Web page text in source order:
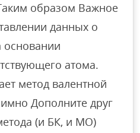
образом Важное
данных о
основании
атома.
метод валентной
Дополните друг
(и БК, и МО)